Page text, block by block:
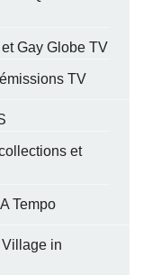
Gay Globe TV
TV
et
Tempo
in